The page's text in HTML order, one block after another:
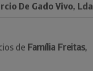
De Gado Vivo, Lda
de Família Freitas,